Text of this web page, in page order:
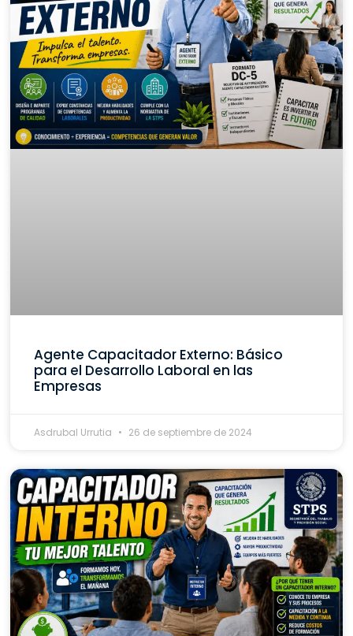
Agente Capacitador Externo: Básico
para el Desarrollo Laboral en las
Empresas
Asdrubal Urrutia 26 de septiembre de 2024